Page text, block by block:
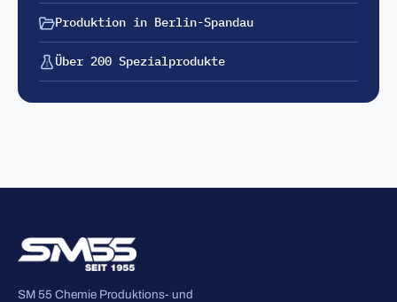
Produktion in Berlin-Spandau
Über 200 Spezialprodukte
SM 55 Chemie Produktions- und